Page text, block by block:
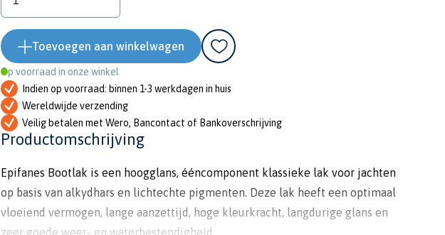
Toevoegen aan winkelwagen
Op voorraad in onze winkel
Indien op voorraad: binnen 1-3 werkdagen in huis
Wereldwijde verzending
Veilig betalen met Wero, Bancontact of Bankoverschrijving
Productomschrijving
Epifanes Bootlak is een hoogglans, ééncomponent klassieke lak voor jachten
op basis van alkydhars en lichtechte pigmenten. Deze lak heeft een optimaal
vloeiend vermogen, lange aanzettijd, hoge kleurkracht, langdurige glans en
zeer goede weer- en waterbestendigheid.